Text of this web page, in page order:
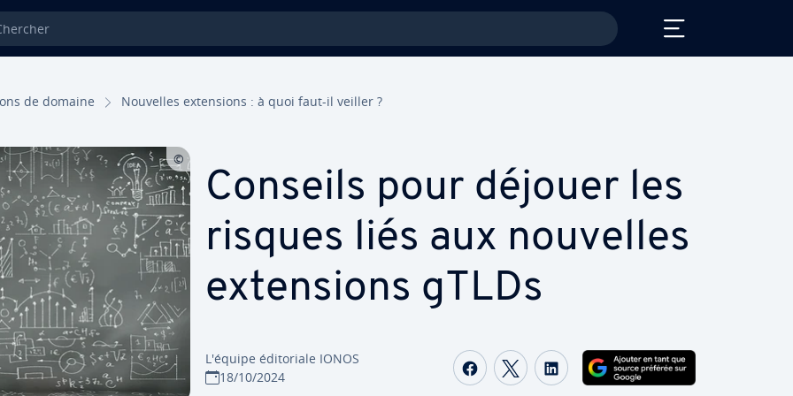
de domaine Nouvelles ex­ten­sions : à quoi faut-il veiller ?
Conseils pour déjouer les
risques liés aux nouvelles
ex­ten­sions gTLDs
L'équipe édi­to­riale IONOS
18/10/2024
Partager sur Facebook
Partager sur Twitter
Partager sur LinkedIn